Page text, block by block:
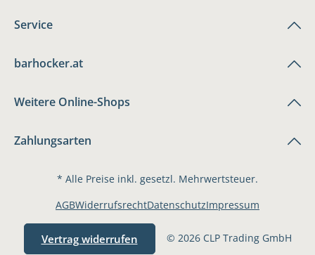
Service
barhocker.at
Weitere Online-Shops
Zahlungsarten
* Alle Preise inkl. gesetzl. Mehrwertsteuer.
Vertrag widerrufen © 2026 CLP Trading GmbH
AGBWiderrufsrechtDatenschutzImpressum